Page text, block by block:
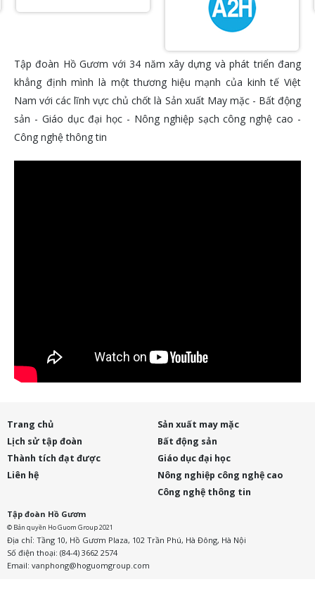
Tập đoàn Hồ Gươm với 34 năm xây dựng và phát triển đang
khẳng định mình là một thương hiệu mạnh của kinh tế Việt
Nam với các lĩnh vực chủ chốt là Sản xuất May mặc - Bất động
sản - Giáo dục đại học - Nông nghiệp sạch công nghệ cao -
Công nghệ thông tin
Trang chủ
Lịch sử tập đoàn
Thành tích đạt được
Liên hệ
Sản xuất may mặc
Bất động sản
Giáo dục đại học
Nông nghiệp công nghệ cao
Công nghệ thông tin
Tập đoàn Hồ Gươm
© Bản quyền Ho Guom Group 2021
Địa chỉ: Tầng 10, Hồ Gươm Plaza, 102 Trần Phú, Hà Đông, Hà Nội
Số điện thoại: (84-4) 3662 2574
Email: vanphong@hoguomgroup.com